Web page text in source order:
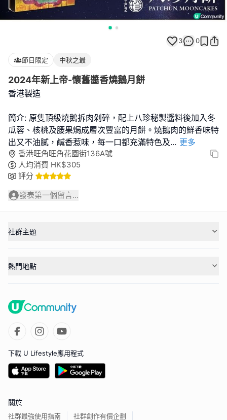
3 0
節日限定 中秋之最
2024年新上帝-懷舊醬香燒鵝月餅
香港製造
簡介: 原隻頂級燒鵝拆肉剁碎，配上八珍秘製醬料後加入冬
瓜蓉、核桃及腰果焗成層次豐富的月餅。燒鵝肉的鮮香味特
出又不油膩，鹹香惹味，每一口都充滿特色及... 更多
香港旺角旺角花園街136A號
人均消費 HK$305
評分
發表第一個留言...
社群主題
熱門地點
下載 U Lifestyle應用程式
關於
社群最強使用指南 社群創作有價企劃